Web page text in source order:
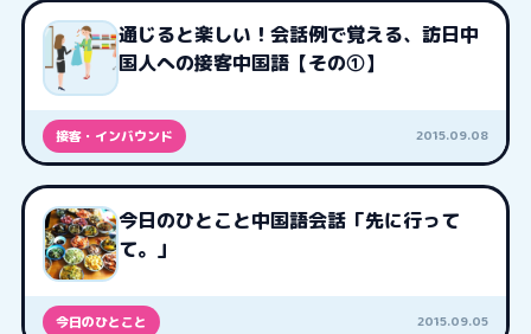
通じると楽しい！会話例で覚える、訪日中
国人への接客中国語【その①】
接客・インバウンド 2015.09.08
今日のひとこと中国語会話「先に行って
て。」
今日のひとこと 2015.09.05